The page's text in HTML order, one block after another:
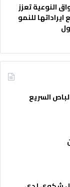
النوعية تعزز
للنمو
السريع